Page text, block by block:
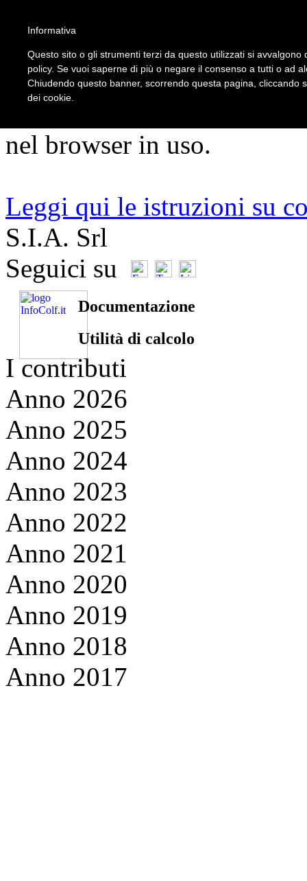
ATTENZIONE!!!
nel browser in uso.
Leggi qui le istruzioni su
S.I.A. Srl
Seguici su
Documentazione
Utilità di calcolo
I contributi
Anno 2026
Anno 2025
Anno 2024
Anno 2023
Anno 2022
Anno 2021
Anno 2020
Anno 2019
Anno 2018
Anno 2017
Informativa
Questo sito o gli strumenti terzi da questo utilizzati si
policy. Se vuoi saperne di più o negare il consenso a tutti o ad
Chiudendo questo banner, scorrendo questa pagina, cliccando
dei cookie.